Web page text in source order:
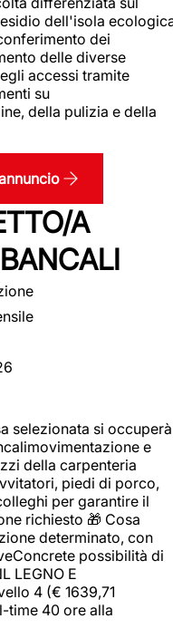
dell'isola
dei
delle diverse
accessi tramite
su
della pulizia e della
A
selezionata si occuperà
e
della carpenteria
piedi di porco,
per garantire il
richiesto 🎁 Cosa
determinato, con
possibilità di
LEGNO E
4 (€ 1639,71
time 40 ore alla